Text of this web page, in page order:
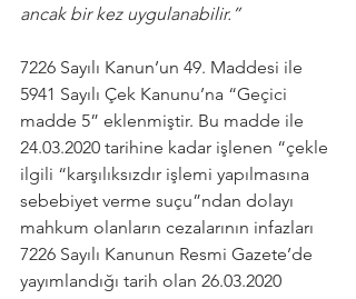
ancak bir kez uygulanabilir.”
7226 Sayılı Kanun’un 49. Maddesi ile
5941 Sayılı Çek Kanunu’na “Geçici
madde 5” eklenmiştir. Bu madde ile
24.03.2020 tarihine kadar işlenen “çekle
ilgili “karşılıksızdır işlemi yapılmasına
sebebiyet verme suçu”ndan dolayı
mahkum olanların cezalarının infazları
7226 Sayılı Kanunun Resmi Gazete’de
yayımlandığı tarih olan 26.03.2020